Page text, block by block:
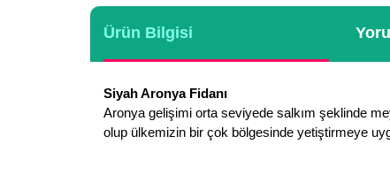
Ürün Bilgisi
Siyah Aronya Fidanı
Aronya gelişimi orta seviyede salkım şeklinde
olup ülkemizin bir çok bölgesinde yetiştirmeye